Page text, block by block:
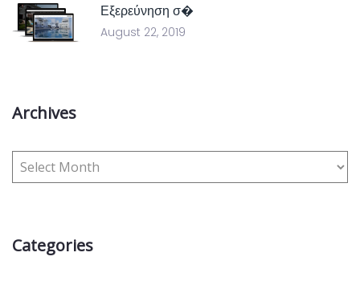
Εξερεύνηση σ�
August 22, 2019
Archives
Categories